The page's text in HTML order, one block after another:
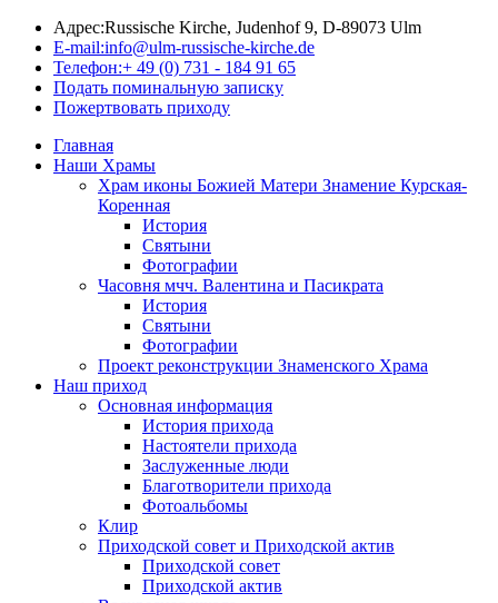
Адрес:Russische Kirche, Judenhof 9, D-89073 Ulm
E-mail:info@ulm-russische-kirche.de
Телефон:+ 49 (0) 731 - 184 91 65
Подать поминальную записку
Пожертвовать приходу
Главная
Наши Храмы
Храм иконы Божией Матери Знамение Курская-
Коренная
История
Святыни
Фотографии
Часовня мчч. Валентина и Пасикрата
История
Святыни
Фотографии
Проект реконструкции Знаменского Храма
Наш приход
Основная информация
История прихода
Настоятели прихода
Заслуженные люди
Благотворители прихода
Фотоальбомы
Клир
Приходской совет и Приходской актив
Приходской совет
Приходской актив